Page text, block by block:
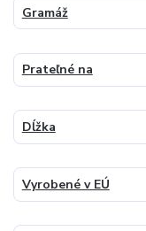
Gramáž
Prateľné na
Dĺžka
Vyrobené v EÚ